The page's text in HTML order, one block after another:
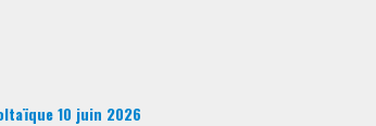
10 juin 2026